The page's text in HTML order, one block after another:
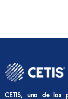
CETIS, una de las